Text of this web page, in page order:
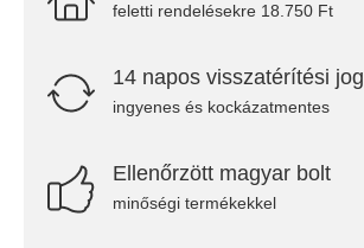
feletti rendelésekre 18.750 Ft
14 napos visszatérítési jog
ingyenes és kockázatmentes
Ellenőrzött magyar bolt
minőségi termékekkel